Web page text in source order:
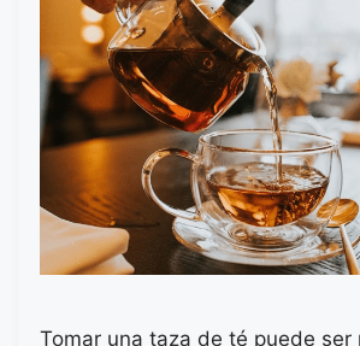
Tomar una taza de té puede ser